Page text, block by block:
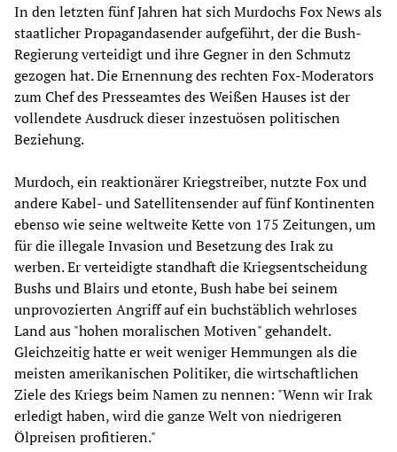
In den letzten fünf Jahren hat sich Murdochs Fox News als
staatlicher Propagandasender aufgeführt, der die Bush-
Regierung verteidigt und ihre Gegner in den Schmutz
gezogen hat. Die Ernennung des rechten Fox-Moderators
zum Chef des Presseamtes des Weißen Hauses ist der
vollendete Ausdruck dieser inzestuösen politischen
Beziehung.
Murdoch, ein reaktionärer Kriegstreiber, nutzte Fox und
andere Kabel- und Satellitensender auf fünf Kontinenten
ebenso wie seine weltweite Kette von 175 Zeitungen, um
für die illegale Invasion und Besetzung des Irak zu
werben. Er verteidigte standhaft die Kriegsentscheidung
Bushs und Blairs und etonte, Bush habe bei seinem
unprovozierten Angriff auf ein buchstäblich wehrloses
Land aus "hohen moralischen Motiven" gehandelt.
Gleichzeitig hatte er weit weniger Hemmungen als die
meisten amerikanischen Politiker, die wirtschaftlichen
Ziele des Kriegs beim Namen zu nennen: "Wenn wir Irak
erledigt haben, wird die ganze Welt von niedrigeren
Ölpreisen profitieren."